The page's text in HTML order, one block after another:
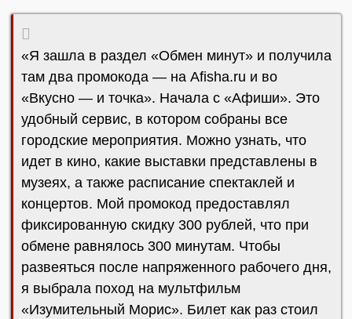
«Я зашла в раздел «Обмен минут» и получила
там два промокода — на Afisha.ru и во
«Вкусно — и точка». Начала с «Афиши». Это
удобный сервис, в котором собраны все
городские мероприятия. Можно узнать, что
идет в кино, какие выставки представлены в
музеях, а также расписание спектаклей и
концертов. Мой промокод предоставлял
фиксированную скидку 300 рублей, что при
обмене равнялось 300 минутам. Чтобы
развеяться после напряженного рабочего дня,
я выбрала поход на мультфильм
«Изумительный Морис». Билет как раз стоил